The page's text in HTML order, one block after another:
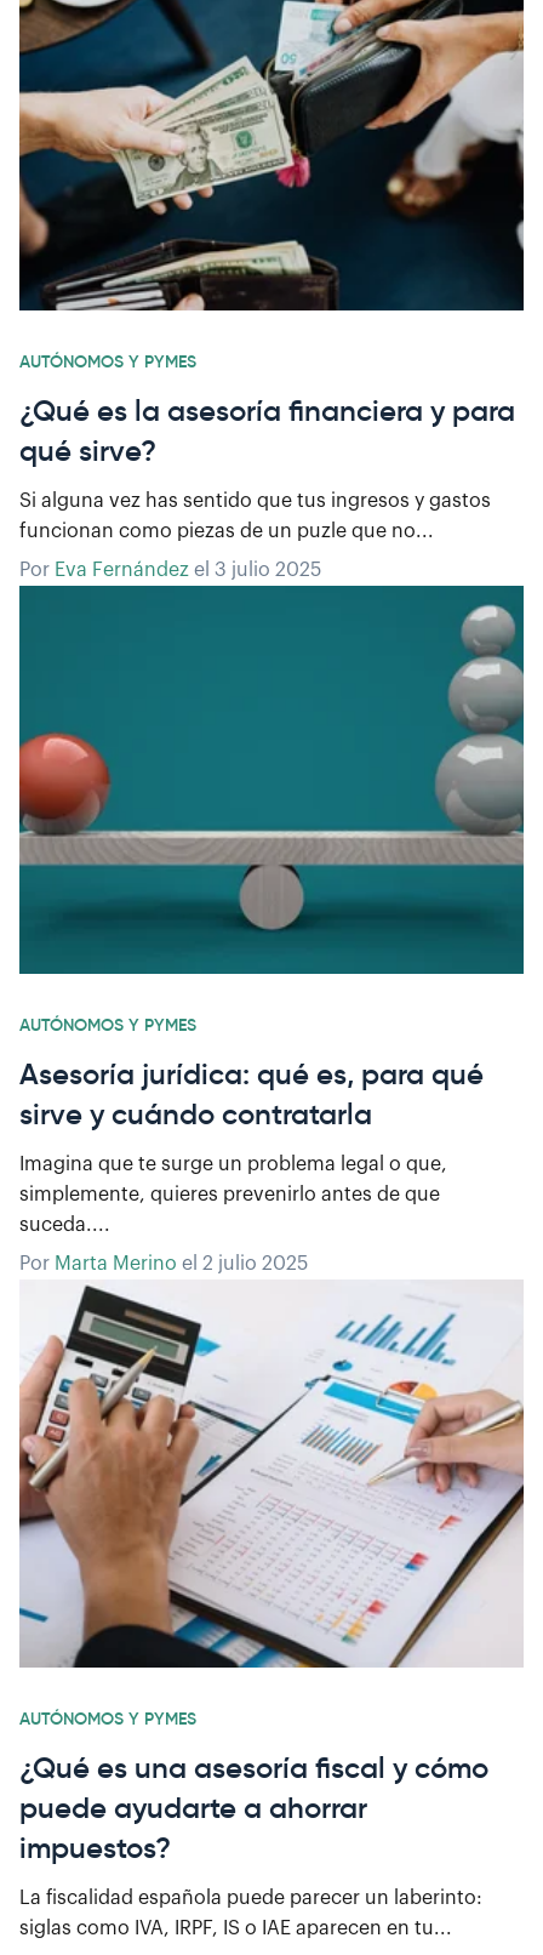
AUTÓNOMOS Y PYMES
¿Qué es la asesoría financiera y para
qué sirve?
Si alguna vez has sentido que tus ingresos y gastos
funcionan como piezas de un puzle que no...
Por Eva Fernández el 3 julio 2025
AUTÓNOMOS Y PYMES
Asesoría jurídica: qué es, para qué
sirve y cuándo contratarla
Imagina que te surge un problema legal o que,
simplemente, quieres prevenirlo antes de que
suceda....
Por Marta Merino el 2 julio 2025
AUTÓNOMOS Y PYMES
¿Qué es una asesoría fiscal y cómo
puede ayudarte a ahorrar
impuestos?
La fiscalidad española puede parecer un laberinto:
siglas como IVA, IRPF, IS o IAE aparecen en tu...